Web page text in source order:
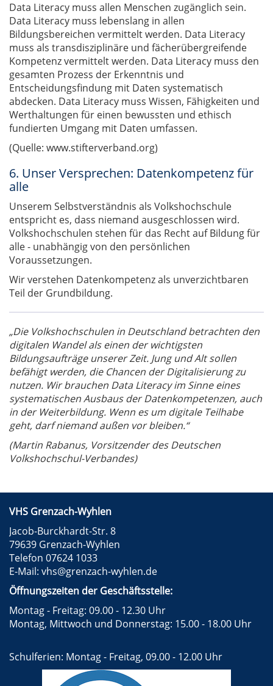
Data Literacy muss allen Menschen zugänglich sein.
Data Literacy muss lebenslang in allen
Bildungsbereichen vermittelt werden. Data Literacy
muss als transdisziplinäre und fächerübergreifende
Kompetenz vermittelt werden. Data Literacy muss den
gesamten Prozess der Erkenntnis und
Entscheidungsfindung mit Daten systematisch
abdecken. Data Literacy muss Wissen, Fähigkeiten und
Werthaltungen für einen bewussten und ethisch
fundierten Umgang mit Daten umfassen.
(Quelle: www.stifterverband.org)
6. Unser Versprechen: Datenkompetenz für
alle
Unserem Selbstverständnis als Volkshochschule
entspricht es, dass niemand ausgeschlossen wird.
Volkshochschulen stehen für das Recht auf Bildung für
alle - unabhängig von den persönlichen
Voraussetzungen.
Wir verstehen Datenkompetenz als unverzichtbaren
Teil der Grundbildung.
„Die Volkshochschulen in Deutschland betrachten den
digitalen Wandel als einen der wichtigsten
Bildungsaufträge unserer Zeit. Jung und Alt sollen
befähigt werden, die Chancen der Digitalisierung zu
nutzen. Wir brauchen Data Literacy im Sinne eines
systematischen Ausbaus der Datenkompetenzen, auch
in der Weiterbildung. Wenn es um digitale Teilhabe
geht, darf niemand außen vor bleiben.“
(Martin Rabanus, Vorsitzender des Deutschen
Volkshochschul-Verbandes)
VHS Grenzach-Wyhlen
Jacob-Burckhardt-Str. 8
79639 Grenzach-Wyhlen
Telefon 07624 1033
E-Mail: vhs@grenzach-wyhlen.de
Öffnungszeiten der Geschäftsstelle:
Montag - Freitag: 09.00 - 12.30 Uhr
Montag, Mittwoch und Donnerstag: 15.00 - 18.00 Uhr
Schulferien: Montag - Freitag, 09.00 - 12.00 Uhr